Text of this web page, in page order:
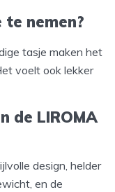
nemen?
tasje maken het
voelt ook lekker
de LIROMA
design, helder
en de